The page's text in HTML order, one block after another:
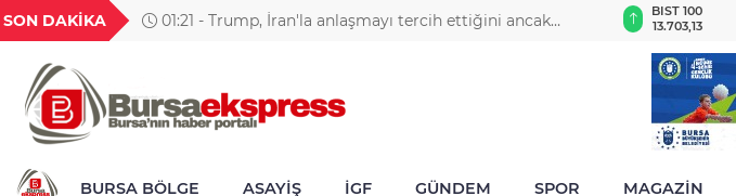
SON DAKİKA
01:21 - Trump, İran'la anlaşmayı tercih ettiğini ancak
18,1955
TND
16,2449
BGN
28,0626
VND
0,0018
GAU/TRY
6.527,28
BIST 100
13.703,13
BURSA BÖLGE ASAYİŞ İGF GÜNDEM SPOR MAGAZİN